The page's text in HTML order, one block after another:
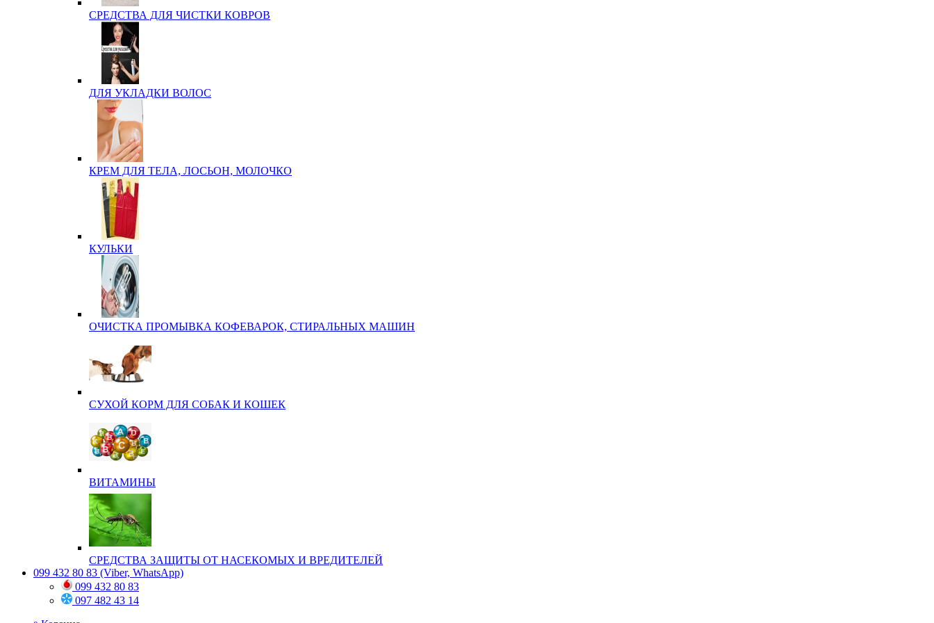
СРЕДСТВА ДЛЯ ЧИСТКИ КОВРОВ
ДЛЯ УКЛАДКИ ВОЛОС
КРЕМ ДЛЯ ТЕЛА, ЛОСЬОН, МОЛОЧКО
КУЛЬКИ
ОЧИСТКА ПРОМЫВКА КОФЕВАРОК, СТИРАЛЬНЫХ МАШИН
СУХОЙ КОРМ ДЛЯ СОБАК И КОШЕК
ВИТАМИНЫ
СРЕДСТВА ЗАЩИТЫ ОТ НАСЕКОМЫХ И ВРЕДИТЕЛЕЙ
099 432 80 83 (Viber, WhatsApp)
099 432 80 83
097 482 43 14